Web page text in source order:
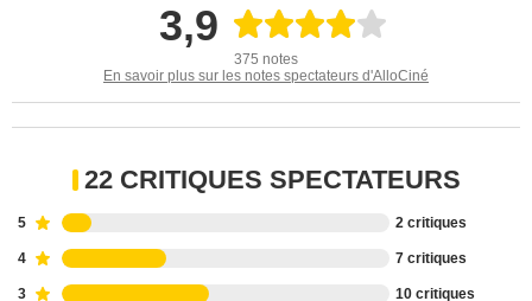
3,9
375 notes
En savoir plus sur les notes spectateurs d'AlloCiné
22 CRITIQUES SPECTATEURS
5 2 critiques
4 7 critiques
3 10 critiques